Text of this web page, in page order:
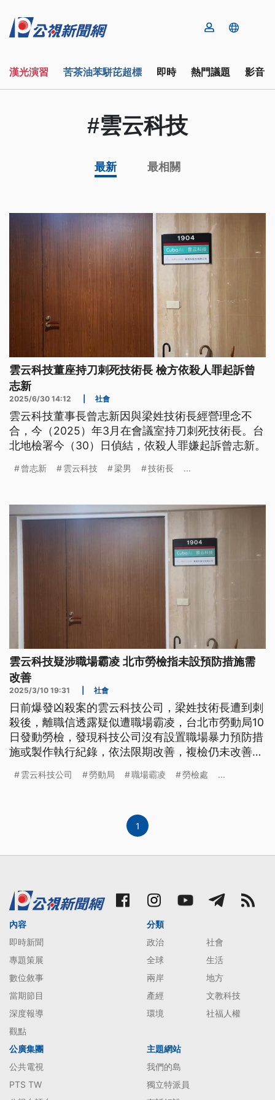
漢光演習 苦茶油苯駢芘超標 即時 熱門議題 影音
#雲云科技
最新 最相關
雲云科技董座持刀刺死技術長 檢方依殺人罪起訴曾
志新
2025/6/30 14:12 社會
雲云科技董事長曾志新因與梁姓技術長經營理念不
合，今（2025）年3月在會議室持刀刺死技術長。台
北地檢署今（30）日偵結，依殺人罪嫌起訴曾志新。
曾志新 雲云科技 梁男 技術長 ...
雲云科技疑涉職場霸凌 北市勞檢指未設預防措施需
改善
2025/3/10 19:31 社會
日前爆發凶殺案的雲云科技公司，梁姓技術長遭到刺
殺後，離職信透露疑似遭職場霸凌，台北市勞動局10
日發動勞檢，發現科技公司沒有設置職場暴力預防措
施或製作執行紀錄，依法限期改善，複檢仍未改善，
定計畫，避免員工在職場上遭受不法侵害，就連企業
雲云科技公司 勞動局 職場霸凌 勞檢處 ...
1
內容
即時新聞
專題策展
數位敘事
當期節目
深度報導
觀點
分類
政治
社會
全球
生活
兩岸
地方
產經
文教科技
環境
社福人權
公廣集團
公共電視
PTS TW
主題網站
我們的島
獨立特派員